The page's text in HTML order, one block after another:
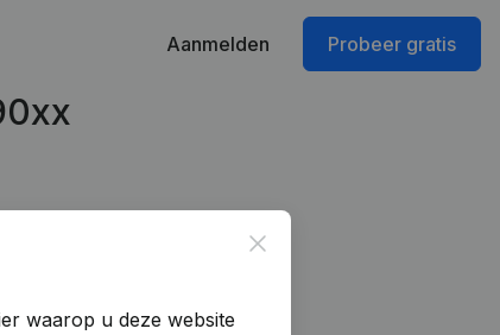
Aanmelden Probeer gratis
Close
waarop u deze website